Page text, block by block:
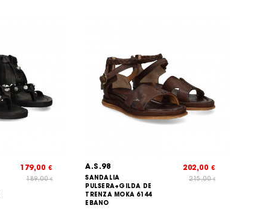
179,00 €
189,00€
A.S.98
SANDALIA
PULSERA+GILDA DE
TRENZA MOKA 6144
EBANO
202,00 €
215,00€